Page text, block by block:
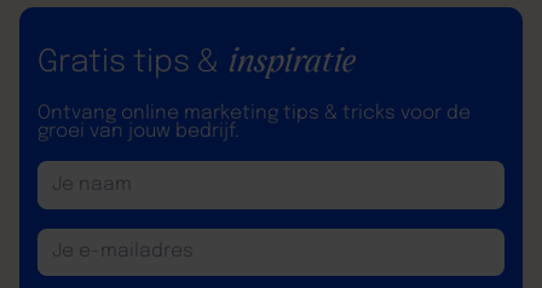
Gratis tips & inspiratie
Ontvang online marketing tips & tricks voor de
groei van jouw bedrijf.